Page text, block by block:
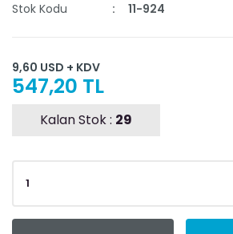
Stok Kodu
11-924
9,60 USD + KDV
547,20 TL
Kalan Stok : 29